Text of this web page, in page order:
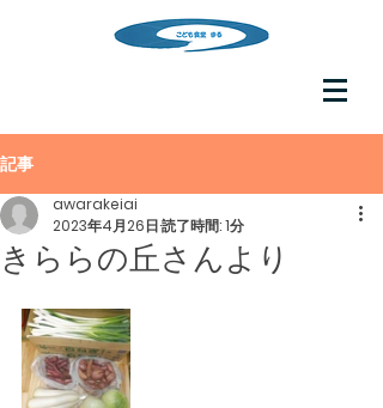
記事
きららの丘さんより
awarakeiai
2023年4月26日読了時間: 1分